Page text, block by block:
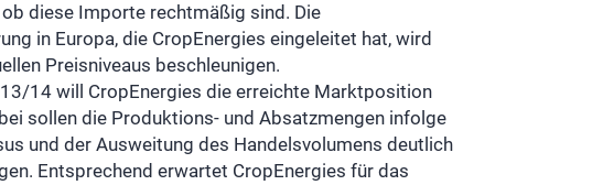
diese Importe rechtmäßig sind. Die
in Europa, die CropEnergies eingeleitet hat, wird
Preisniveaus beschleunigen.
14 will CropEnergies die erreichte Marktposition
sollen die Produktions- und Absatzmengen infolge
und der Ausweitung des Handelsvolumens deutlich
Entsprechend erwartet CropEnergies für das